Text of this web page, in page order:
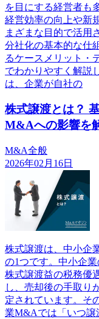
を目にする経営者も
経営効率の向上や新
まざまな目的で活用
分社化の基本的な仕
るケースメリット・
でわかりやすく解説
は、企業が自社の
株式譲渡とは？
M&Aへの影響を
M&A全般
2026年02月16日
株式譲渡は、中小企
の1つです。中小企
株式譲渡益の税務優
し、売却後の手取り
定されています。そ
業M&Aでは「いつ譲